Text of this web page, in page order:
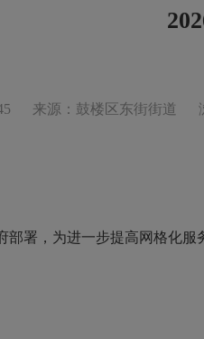
来源：鼓楼区东街街道
部署，为进一步提高网格化